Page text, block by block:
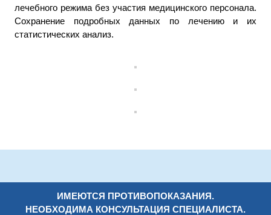
лечебного режима без участия медицинского персонала.
Сохранение подробных данных по лечению и их
статистических анализ.
ИМЕЮТСЯ ПРОТИВОПОКАЗАНИЯ.
НЕОБХОДИМА КОНСУЛЬТАЦИЯ СПЕЦИАЛИСТА.